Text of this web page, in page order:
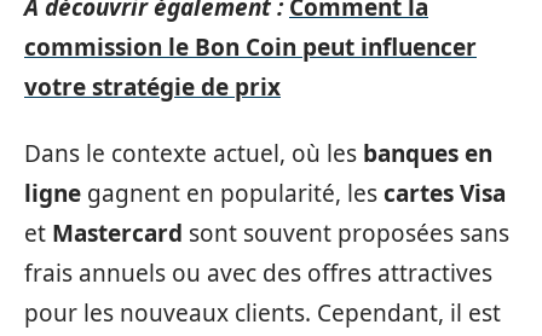
A découvrir également : Comment la
commission le Bon Coin peut influencer
votre stratégie de prix
Dans le contexte actuel, où les banques en
ligne gagnent en popularité, lescartes Visa
et Mastercard sont souvent proposées sans
frais annuels ou avec des offres attractives
pour les nouveaux clients. Cependant, il est